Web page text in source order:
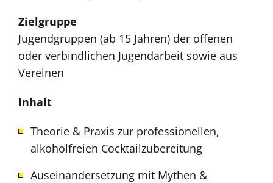
Zielgruppe
Jugendgruppen (ab 15 Jahren) der offenen
oder verbindlichen Jugendarbeit sowie aus
Vereinen
Inhalt
Theorie & Praxis zur professionellen,
alkoholfreien Cocktailzubereitung
Auseinandersetzung mit Mythen &